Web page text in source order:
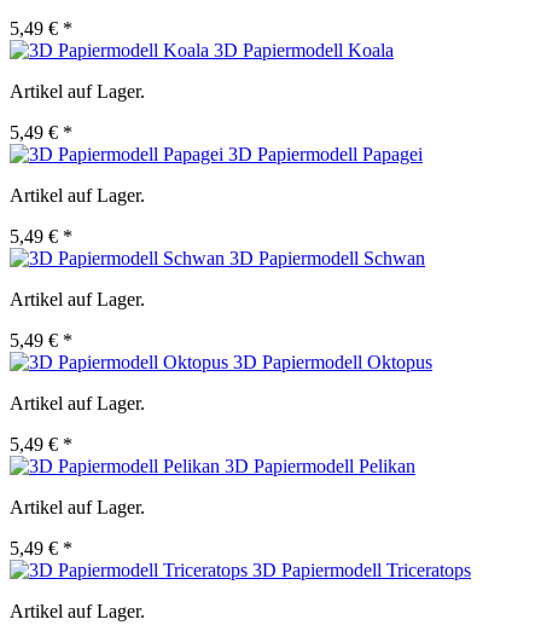
5,49 € *
3D Papiermodell Koala
Artikel auf Lager.
5,49 € *
3D Papiermodell Papagei
Artikel auf Lager.
5,49 € *
3D Papiermodell Schwan
Artikel auf Lager.
5,49 € *
3D Papiermodell Oktopus
Artikel auf Lager.
5,49 € *
3D Papiermodell Pelikan
Artikel auf Lager.
5,49 € *
3D Papiermodell Triceratops
Artikel auf Lager.